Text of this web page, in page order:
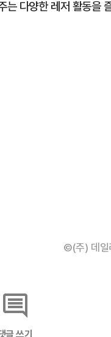
다양한 레저 활동을
©(주) 데일
글 쓰기